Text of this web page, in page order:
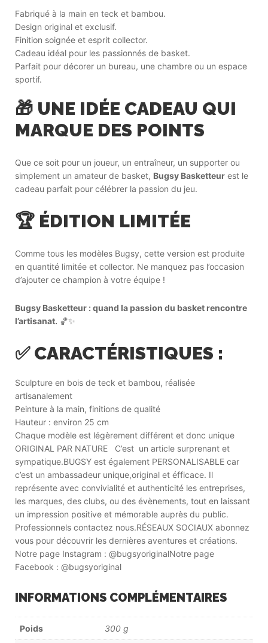
Fabriqué à la main en teck et bambou.
Design original et exclusif.
Finition soignée et esprit collector.
Cadeau idéal pour les passionnés de basket.
Parfait pour décorer un bureau, une chambre ou un espace
sportif.
🎁 UNE IDÉE CADEAU QUI
MARQUE DES POINTS
Que ce soit pour un joueur, un entraîneur, un supporter ou
simplement un amateur de basket, Bugsy Basketteur est le
cadeau parfait pour célébrer la passion du jeu.
🏆 ÉDITION LIMITÉE
Comme tous les modèles Bugsy, cette version est produite
en quantité limitée et collector. Ne manquez pas l’occasion
d’ajouter ce champion à votre équipe !
Bugsy Basketteur : quand la passion du basket rencontre
l’artisanat. 🏀✨
✅ CARACTÉRISTIQUES :
Sculpture en bois de teck et bambou, réalisée
artisanalement
Peinture à la main, finitions de qualité
Hauteur : environ 25 cm
Chaque modèle est légèrement différent et donc unique
ORIGINAL PAR NATURE C’est un article surprenant et
sympatique.BUGSY est également PERSONALISABLE car
c’est un ambassadeur unique,original et éfficace. Il
représente avec convivialité et authenticité les entreprises,
les marques, des clubs, ou des évènements, tout en laissant
un impression positive et mémorable auprès du public.
Professionnels contactez nous.RÉSEAUX SOCIAUX abonnez
vous pour découvrir les dernières aventures et créations.
Notre page Instagram : @bugsyoriginalNotre page
Facebook : @bugsyoriginal
INFORMATIONS COMPLÉMENTAIRES
Poids 300 g